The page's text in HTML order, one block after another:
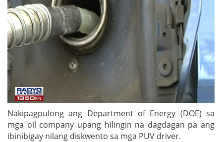
Nakipagpulong ang Department of Energy (DOE) sa
mga oil company upang hilingin na dagdagan pa ang
ibinibigay nilang diskwento sa mga PUV driver.